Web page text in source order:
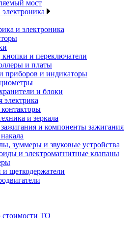
мост
и электроника
кнопки и переключатели
и платы
приборов и индикаторы
и блоки
электрика
и зеркала
и компоненты зажигания
зуммеры и звуковые устройства
и электромагнитные клапаны
щеткодержатели
стоимости ТО